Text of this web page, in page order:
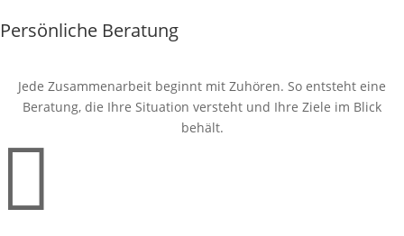
Persönliche Beratung
Jede Zusammenarbeit beginnt mit Zuhören. So entsteht eine
Beratung, die Ihre Situation versteht und Ihre Ziele im Blick
behält.
